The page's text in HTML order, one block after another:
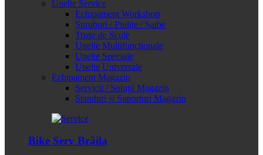
Unelte Service
Echipament Workshop
Șuruburi / Piulițe / Șaibe
Truse de Scule
Unelte Multifuncționale
Unelte Speciale
Unelte Universale
Echipament Magazin
Servicii / Soluții Magazin
Standuri și Suporturi Magazin
Bike Serv Brăila